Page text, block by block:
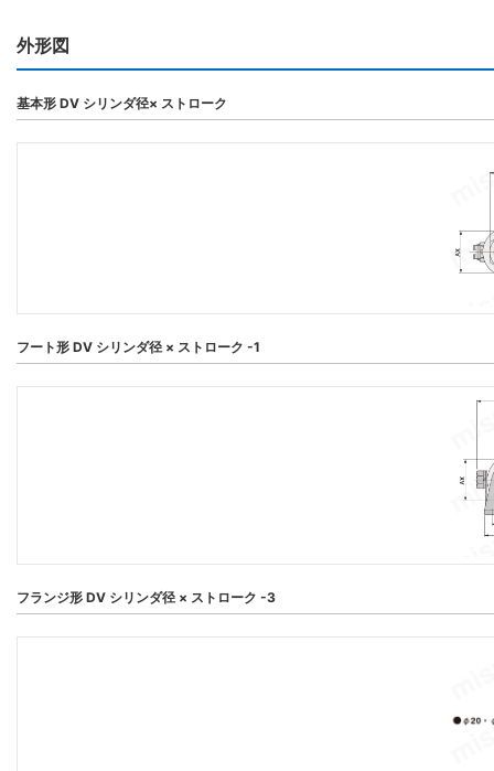
外形図
基本形 DV シリンダ径× ストローク
フート形 DV シリンダ径 × ストローク -1
フランジ形 DV シリンダ径 × ストローク -3